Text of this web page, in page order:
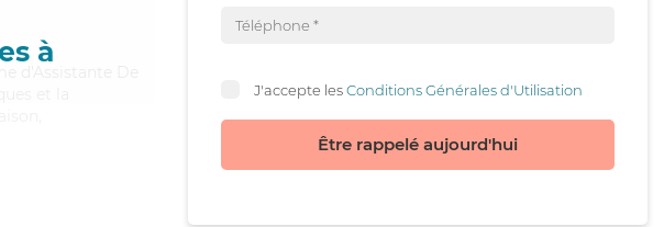
à
d'Assistante De
et la
J'accepte lesConditions Générales d'Utilisation
Être rappelé aujourd'hui